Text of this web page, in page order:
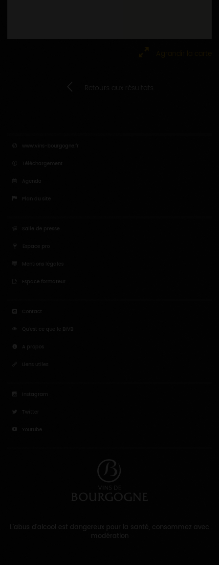
www.vins-bourgogne.fr
Téléchargement
Agenda
Plan du site
Salle de presse
Espace pro
Mentions légales
Espace formateur
Contact
Qu'est ce que le BIVB
A propos
Liens utiles
Instagram
Twitter
Youtube
L'abus d'alcool est dangereux pour la santé, consommez avec
modération